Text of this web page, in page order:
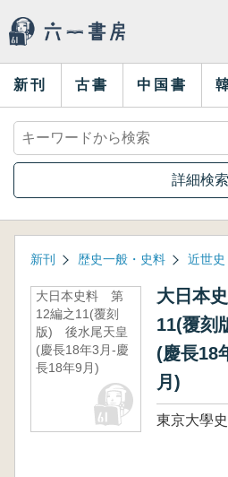
新刊 古書 中国書
詳細検索
新刊 歴史一般・史料 近世史
大日本史料 第
12編之11(覆刻
版) 後水尾天皇
(慶長18年3月-慶
長18年9月)
大日本
11(覆刻
(慶長18
月)
東京大學